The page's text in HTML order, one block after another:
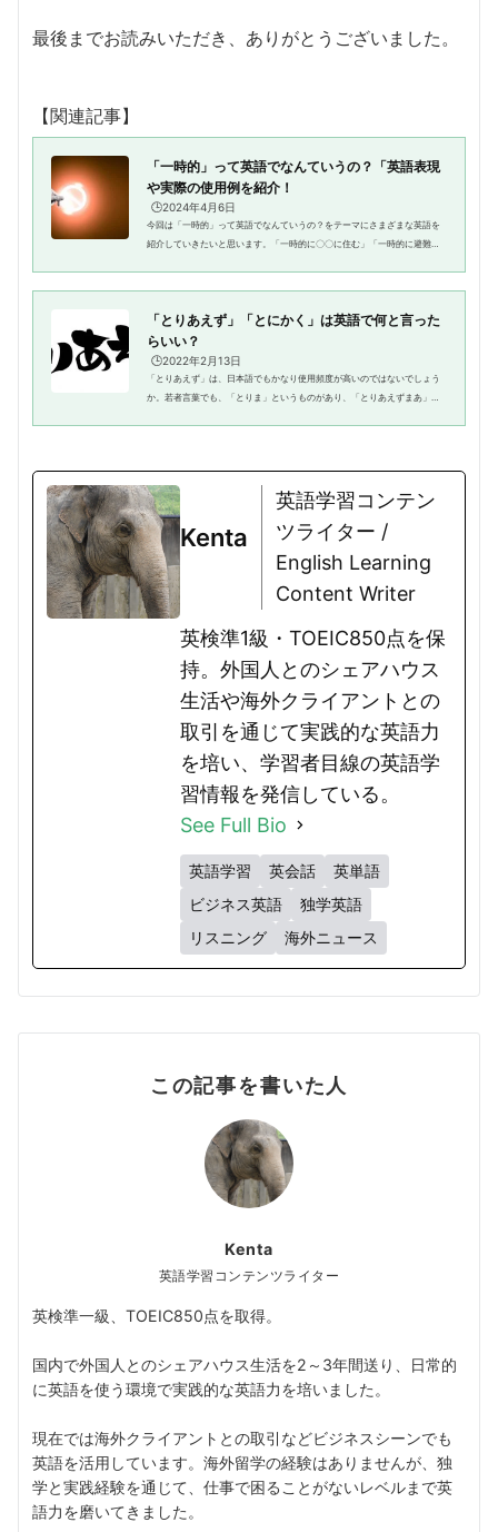
最後までお読みいただき、ありがとうございました。
【関連記事】
「一時的」って英語でなんていうの？「英語表現
や実際の使用例を紹介！
🕒️2024年4月6日
今回は「一時的」って英語でなんていうの？をテーマにさまざまな英語を
紹介していきたいと思います。「一時的に〇〇に住む」「一時的に避難す
「とりあえず」「とにかく」は英語で何と言った
らいい？
🕒️2022年2月13日
「とりあえず」は、日本語でもかなり使用頻度が高いのではないでしょう
か。若者言葉でも、「とりま」というものがあり、「とりあえずまあ」と
Kenta
英語学習コンテン
ツライター /
English Learning
Content Writer
英検準1級・TOEIC850点を保
持。外国人とのシェアハウス
生活や海外クライアントとの
取引を通じて実践的な英語力
を培い、学習者目線の英語学
習情報を発信している。
See Full Bio
英語学習 英会話
英単語
ビジネス英語
独学英語
リスニング
海外ニュース
この記事を書いた人
Kenta
英語学習コンテンツライター
英検準一級、TOEIC850点を取得。
国内で外国人とのシェアハウス生活を2～3年間送り、日常的
に英語を使う環境で実践的な英語力を培いました。
現在では海外クライアントとの取引などビジネスシーンでも
英語を活用しています。海外留学の経験はありませんが、独
学と実践経験を通じて、仕事で困ることがないレベルまで英
語力を磨いてきました。